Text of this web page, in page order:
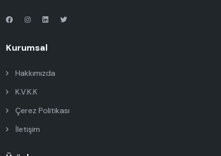
Kurumsal
Hakkımızda
K.V.K.K
Çerez Politikası
İletişim